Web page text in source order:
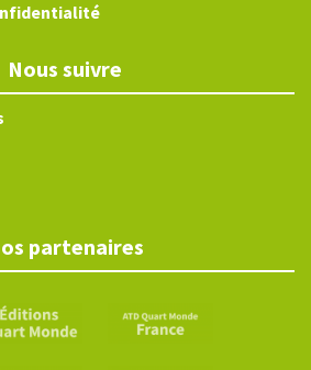
Nous suivre
partenaires